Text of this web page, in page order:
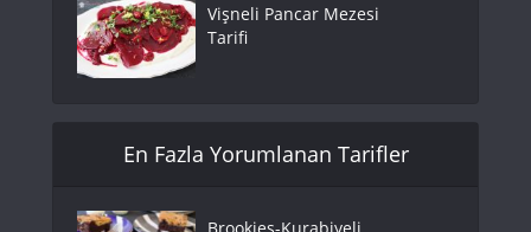
Vişneli Pancar Mezesi
Tarifi
En Fazla Yorumlanan Tarifler
Brookies-Kurabiyeli